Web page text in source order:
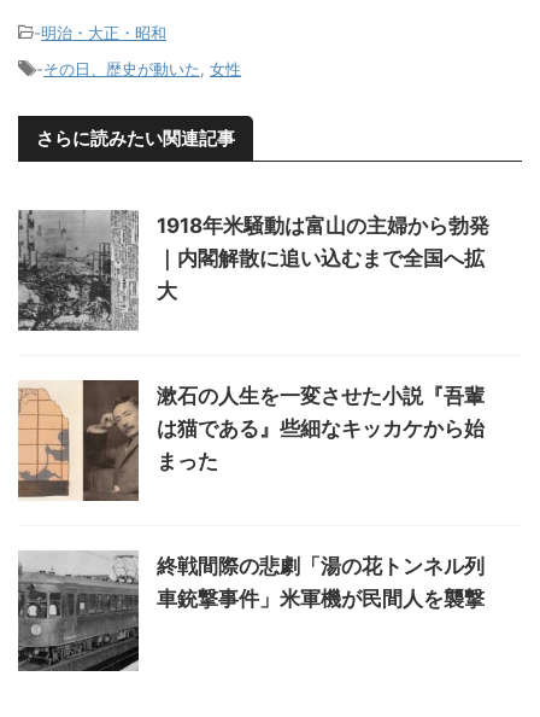
-明治・大正・昭和
-その日、歴史が動いた 女性
さらに読みたい関連記事
1918年米騒動は富山の主婦から勃発
｜内閣解散に追い込むまで全国へ拡
大
漱石の人生を一変させた小説『吾輩
は猫である』些細なキッカケから始
まった
終戦間際の悲劇「湯の花トンネル列
車銃撃事件」米軍機が民間人を襲撃